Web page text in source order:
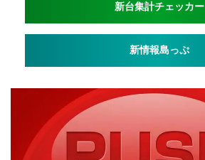
新台集計チェッカー
新情報島っぷ